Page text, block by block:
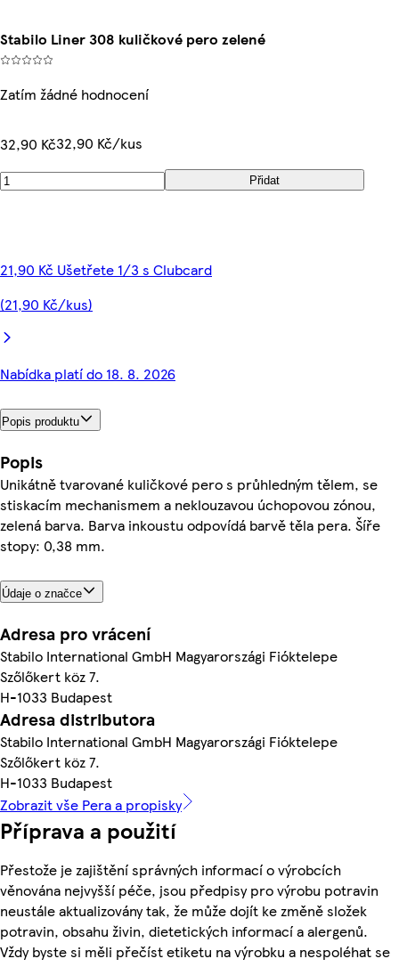
Stabilo Liner 308 kuličkové pero zelené
Zatím žádné hodnocení
32,90 Kč32,90 Kč/kus
Přidat
21,90 Kč Ušetřete 1/3 s Clubcard
(21,90 Kč/kus)
Nabídka platí do 18. 8. 2026
Popis produktu
Popis
Unikátně tvarované kuličkové pero s průhledným tělem, se
stiskacím mechanismem a neklouzavou úchopovou zónou,
zelená barva. Barva inkoustu odpovídá barvě těla pera. Šíře
stopy: 0,38 mm.
Údaje o značce
Adresa pro vrácení
Stabilo International GmbH Magyarországi Fióktelepe
Szőlőkert köz 7.
H-1033 Budapest
Adresa distributora
Stabilo International GmbH Magyarországi Fióktelepe
Szőlőkert köz 7.
H-1033 Budapest
Zobrazit vše Pera a propisky
Příprava a použití
Přestože je zajištění správných informací o výrobcích
věnována nejvyšší péče, jsou předpisy pro výrobu potravin
neustále aktualizovány tak, že může dojít ke změně složek
potravin, obsahu živin, dietetických informací a alergenů.
Vždy byste si měli přečíst etiketu na výrobku a nespoléhat se